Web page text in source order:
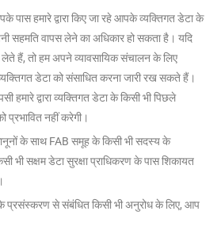
पास हमारे द्वारा किए जा रहे आपके व्यक्तिगत डेटा के
सहमति वापस लेने का अधिकार हो सकता है। यदि
हैं, तो हम अपने व्यावसायिक संचालन के लिए
डेटा को संसाधित करना जारी रख सकते हैं।
हमारे द्वारा व्यक्तिगत डेटा के किसी भी पिछले
नहीं करेगी।
के साथ FAB समूह के किसी भी सदस्य के
भी सक्षम डेटा सुरक्षा प्राधिकरण के पास शिकायत
प्रसंस्करण से संबंधित किसी भी अनुरोध के लिए, आप